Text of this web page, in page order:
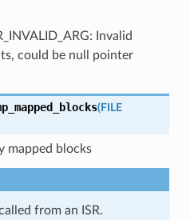
Invalid
could be null pointer
(FILE
mapped blocks
from an ISR.